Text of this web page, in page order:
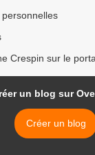
Crespin sur le
un blog sur
Créer un blog